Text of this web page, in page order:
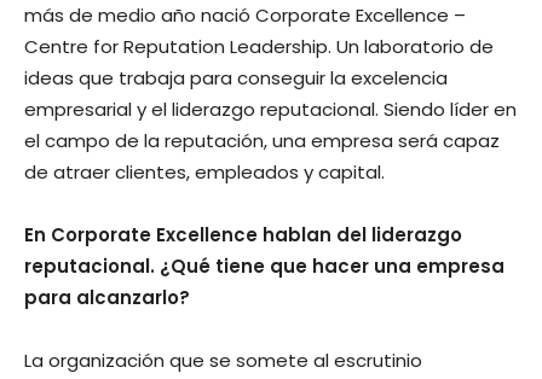
más de medio año nació Corporate Excellence –
Centre for Reputation Leadership. Un laboratorio de
ideas que trabaja para conseguir la excelencia
empresarial y el liderazgo reputacional. Siendo líder en
el campo de la reputación, una empresa será capaz
de atraer clientes, empleados y capital.
En Corporate Excellence hablan del liderazgo
reputacional. ¿Qué tiene que hacer una empresa
para alcanzarlo?
La organización que se somete al escrutinio